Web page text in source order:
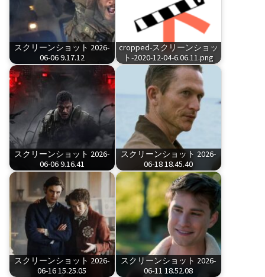
スクリーンショット 2026-
06-06 9.17.12
cropped-スクリーンショッ
ト-2020-12-04-6.06.11.png
スクリーンショット 2026-
06-06 9.16.41
スクリーンショット 2026-
06-18 18.45.40
スクリーンショット 2026-
06-16 15.25.05
スクリーンショット 2026-
06-11 18.52.08